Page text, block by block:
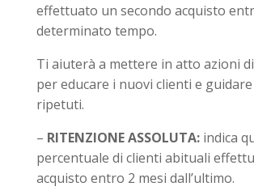
effettuato un secondo acquisto
determinato tempo.
Ti aiuterà a mettere in atto azioni
per educare i nuovi clienti e
ripetuti.
– RITENZIONE ASSOLUTA: indica
percentuale di clienti abituali
acquisto entro 2 mesi dall’ultimo.